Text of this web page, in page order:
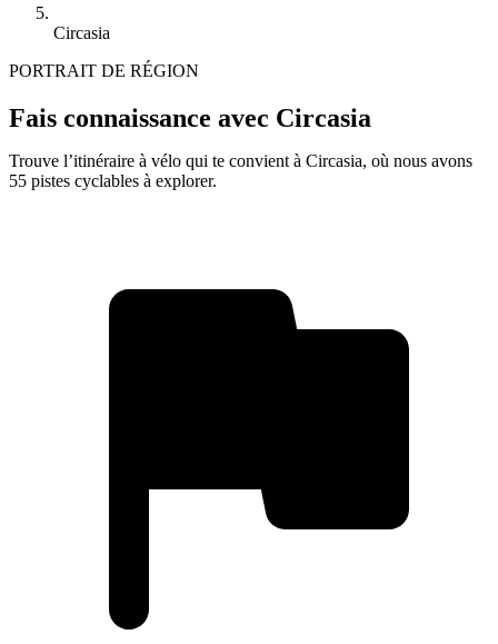
Circasia
PORTRAIT DE RÉGION
Fais connaissance avec Circasia
Trouve l’itinéraire à vélo qui te convient à Circasia, où nous avons
55 pistes cyclables à explorer.